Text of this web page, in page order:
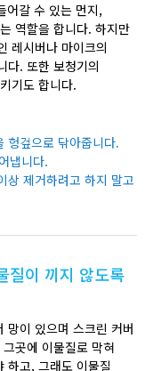
어갈 수 있는 먼지,
역할을 합니다. 하지만
레시버나 마이크의
다. 또한 보청기의
기도 합니다.
헝겊으로 닦아줍니다.
냅니다.
상 제거하려고 하지 말고
질이 끼지 않도록
망이 있으며 스크린 커버
곳에 이물질로 막혀
하고, 그래도 이물질